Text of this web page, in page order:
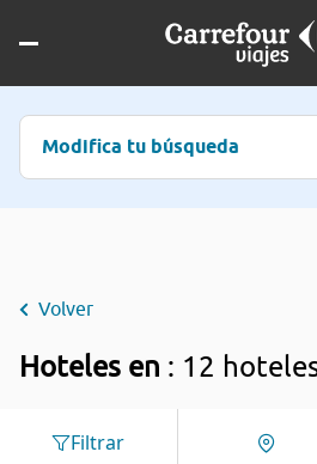
Modifica tu búsqueda
Volver
Hoteles en : 12
Filtrar